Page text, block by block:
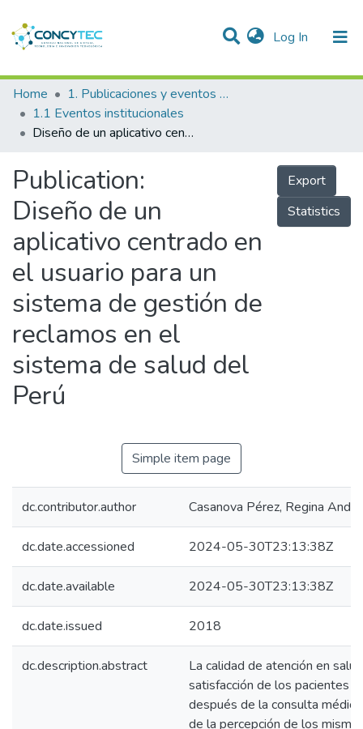
Log In (current)
Communities & Collections
Research Outputs
People
Statistics
Home
1. Publicaciones y eventos institucionales
1.1 Eventos institucionales
Diseño de un aplicativo centrado en el usuario para un sistema de gestión de reclamos en el sistema de salud del Perú
Publication:
Diseño de un
aplicativo centrado en
el usuario para un
sistema de gestión de
reclamos en el
sistema de salud del
Perú
Export
Statistics
Simple item page
dc.contributor.author Casanova Pérez, Regina
dc.date.accessioned 2024-05-30T23:13:38Z
dc.date.available 2024-05-30T23:13:38Z
dc.date.issued 2018
dc.description.abstract
La calidad de atención en
satisfacción de los pacientes
después de la consulta
de la percepción de los